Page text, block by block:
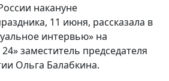
накануне
11 июня, рассказала в
интервью» на
заместитель председателя
Ольга Балабкина.